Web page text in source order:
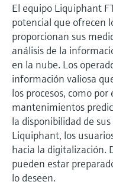
El equipo Liquiphant
potencial que ofrecen
proporcionan sus
análisis de la
en la nube. Los
información valiosa
los procesos, como
mantenimientos
la disponibilidad de
Liquiphant, los
hacia la digitalización.
pueden estar
lo deseen.